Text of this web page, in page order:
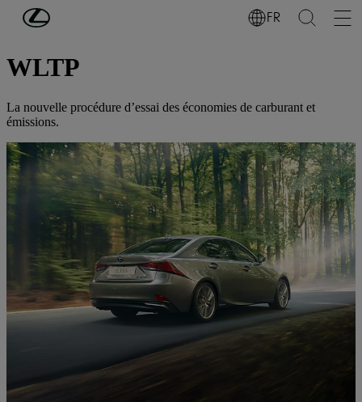
Passer au contenu principal (Appuyez sur Enter) FR
MENTIONS LÉGALES
WLTP
La nouvelle procédure d’essai des économies de carburant et
émissions.